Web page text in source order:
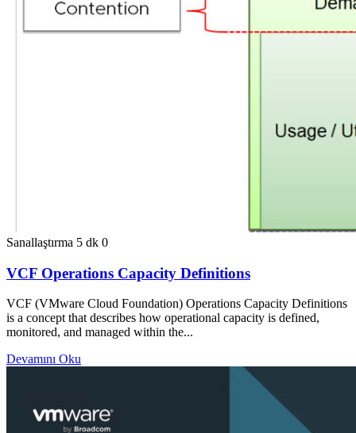
Sanallaştırma 5 dk 0
VCF Operations Capacity Definitions
VCF (VMware Cloud Foundation) Operations Capacity Definitions
is a concept that describes how operational capacity is defined,
monitored, and managed within the...
Devamını Oku